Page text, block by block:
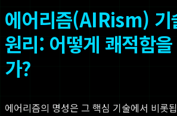
에어리즘(AIRism) 기
원리: 어떻게 쾌적함
가?
에어리즘의 명성은 그 핵심 기술에서 비롯